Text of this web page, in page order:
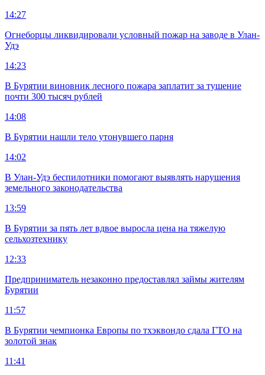
14:27
Огнеборцы ликвидировали условный пожар на заводе в Улан-
Удэ
14:23
В Бурятии виновник лесного пожара заплатит за тушение
почти 300 тысяч рублей
14:08
В Бурятии нашли тело утонувшего парня
14:02
В Улан-Удэ беспилотники помогают выявлять нарушения
земельного законодательства
13:59
В Бурятии за пять лет вдвое выросла цена на тяжелую
сельхозтехнику
12:33
Предприниматель незаконно предоставлял займы жителям
Бурятии
11:57
В Бурятии чемпионка Европы по тхэквондо сдала ГТО на
золотой знак
11:41